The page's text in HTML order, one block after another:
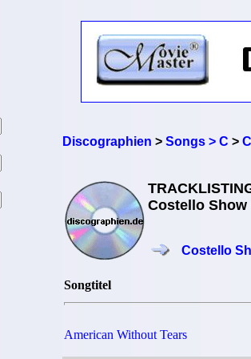
Discographien > Songs > C >
Costello
Costello
Songtitel
American Without Tears